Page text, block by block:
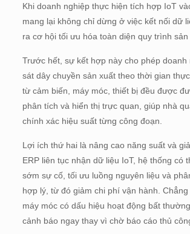
Khi doanh nghiệp thực hiện tích hợp IoT
mang lại không chỉ dừng ở việc kết nối dữ
ra cơ hội tối ưu hóa toàn diện quy trình sản
Trước hết, sự kết hợp này cho phép doanh
sát dây chuyền sản xuất theo thời gian
từ cảm biến, máy móc, thiết bị đều được
phân tích và hiển thị trực quan, giúp nhà
chính xác hiệu suất từng công đoạn.
Lợi ích thứ hai là nâng cao năng suất và
ERP liên tục nhận dữ liệu IoT, hệ thống có
sớm sự cố, tối ưu luồng nguyên liệu và
hợp lý, từ đó giảm chi phí vận hành.
máy móc có dấu hiệu hoạt động bất
cảnh báo ngay thay vì chờ báo cáo thủ